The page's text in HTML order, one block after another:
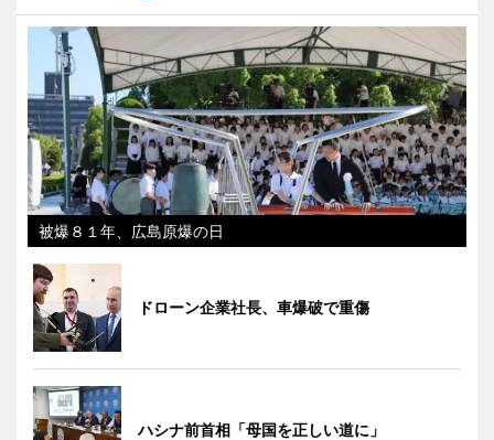
被爆８１年、広島原爆の日
ドローン企業社長、車爆破で重傷
ハシナ前首相「母国を正しい道に」